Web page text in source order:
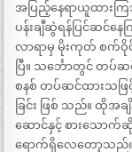
အပြည့်နေရာယူထား
ပန်းချီဆွဲရန်ပြင်ဆင်န
လာရာမှ မိုးကုတ် စက်ဝို
ပြီ။ သင်္ဘောတွင် တပ်ဆ
စနစ် တပ်ဆင်ထားသဖ
ခြင်း ဖြစ် သည်။ ထို
ဆောင်နှင့် စားသောက်
ရောက်ရှိလေတော့သည်။